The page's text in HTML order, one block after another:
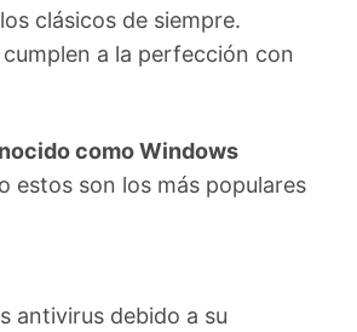
clásicos de siempre.
a la perfección con
como Windows
estos son los más populares
antivirus debido a su